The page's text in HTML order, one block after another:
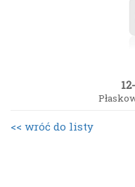
<< wróć do listy